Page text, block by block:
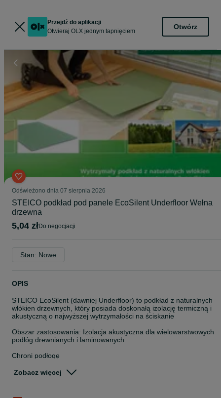
Przejdź do aplikacji
Otwieraj OLX jednym tapnięciem
Otwórz
Odświeżono dnia 07 sierpnia 2026
STEICO podkład pod panele EcoSilent Underfloor Wełna
drzewna
5,04 zł do negocjacji
Stan: Nowe
OPIS
STEICO EcoSilent (dawniej Underfloor) to podkład z naturalnych
włókien drzewnych, który posiada doskonałą izolację termiczną i
akustyczną o najwyższej wytrzymałości na ściskanie
Obszar zastosowania: Izolacja akustyczna dla wielowarstwowych
podłóg drewnianych i laminowanych
Chroni podłogę
• Chroni delikatne systemy typu klik/klik
Zobacz więcej